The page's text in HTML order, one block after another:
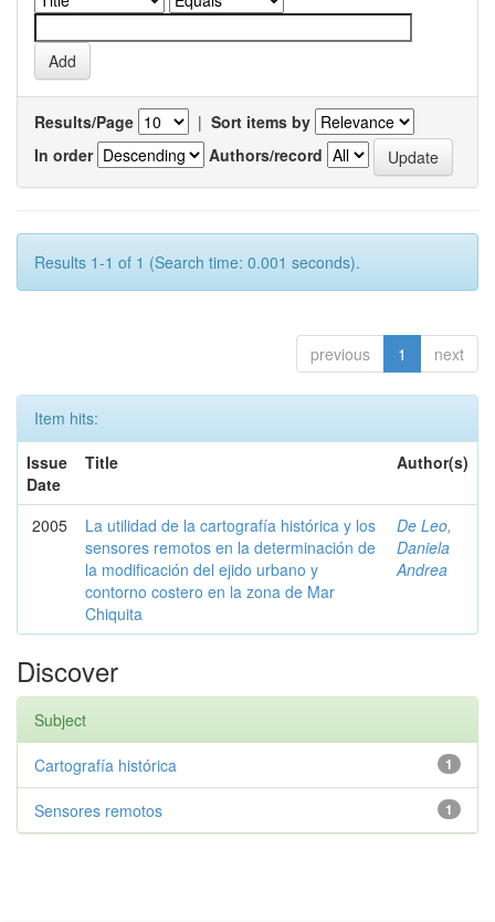
Results/Page | Sort items by
In order
Authors/record
Results 1-1 of 1 (Search time: 0.001 seconds).
previous 1 next
Item hits:
Issue
Date
Title Author(s)
2005
La utilidad de la cartografía histórica y los
sensores remotos en la determinación de
la modificación del ejido urbano y
contorno costero en la zona de Mar
Chiquita
De Leo,
Daniela
Andrea
Discover
Subject
1
Cartografía histórica
1
Sensores remotos